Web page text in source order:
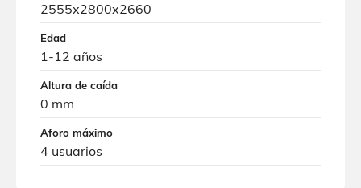
2555x2800x2660
Edad
1-12 años
Altura de caída
0 mm
Aforo máximo
4 usuarios